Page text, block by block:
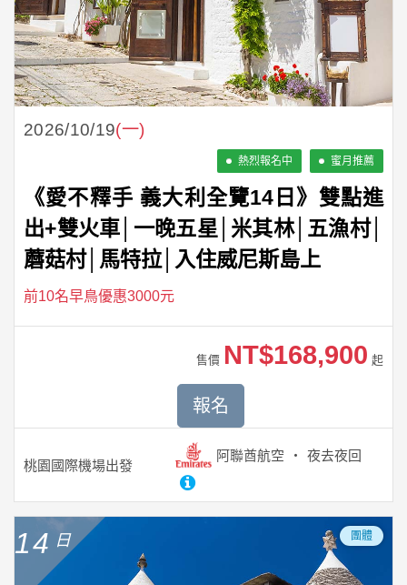
2026/10/19(一)
熱烈報名中 蜜月推薦
《愛不釋手 義大利全覽14日》雙點進
出+雙火車│一晚五星│米其林│五漁村│
蘑菇村│馬特拉│入住威尼斯島上
前10名早鳥優惠3000元
桃園國際機場出發
阿聯酋航空 夜去夜回
售價 NT$168,900 起
報名
14 團體